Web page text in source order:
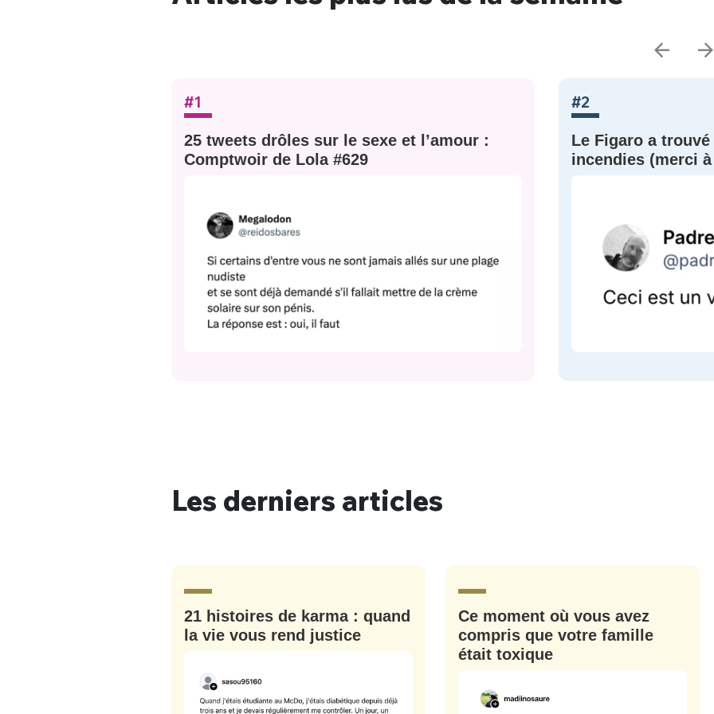
#1
25 tweets drôles sur le sexe et l’amour :
Comptwoir de Lola #629
#2
Le Figaro a trouvé
incendies (merci à
Les derniers articles
21 histoires de karma : quand
la vie vous rend justice
Ce moment où vous avez
compris que votre famille
était toxique